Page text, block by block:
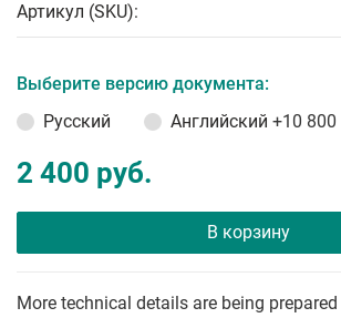
Артикул (SKU):
Выберите версию документа:
Русский
Английский +10 800
2 400 руб.
В корзину
More technical details are being